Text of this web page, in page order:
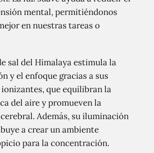
mental, permitiéndonos
en nuestras tareas o
sal del Himalaya estimula la
y el enfoque gracias a sus
que equilibran la
del aire y promueven la
Además, su iluminación
a crear un ambiente
para la concentración.